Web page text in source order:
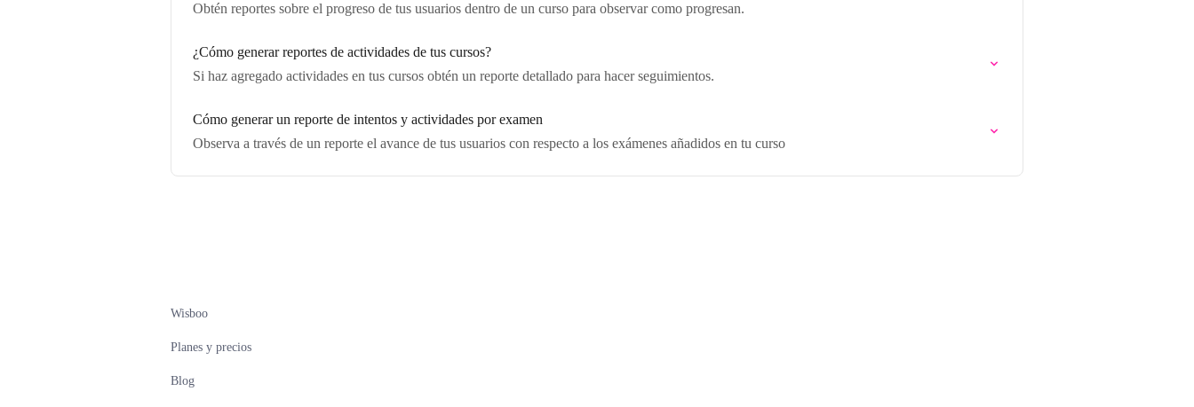
Obtén reportes sobre el progreso de tus usuarios dentro de un curso para observar como progresan.
¿Cómo generar reportes de actividades de tus cursos?
Si haz agregado actividades en tus cursos obtén un reporte detallado para hacer seguimientos.
Cómo generar un reporte de intentos y actividades por examen
Observa a través de un reporte el avance de tus usuarios con respecto a los exámenes añadidos en tu curso
Wisboo
Planes y precios
Blog